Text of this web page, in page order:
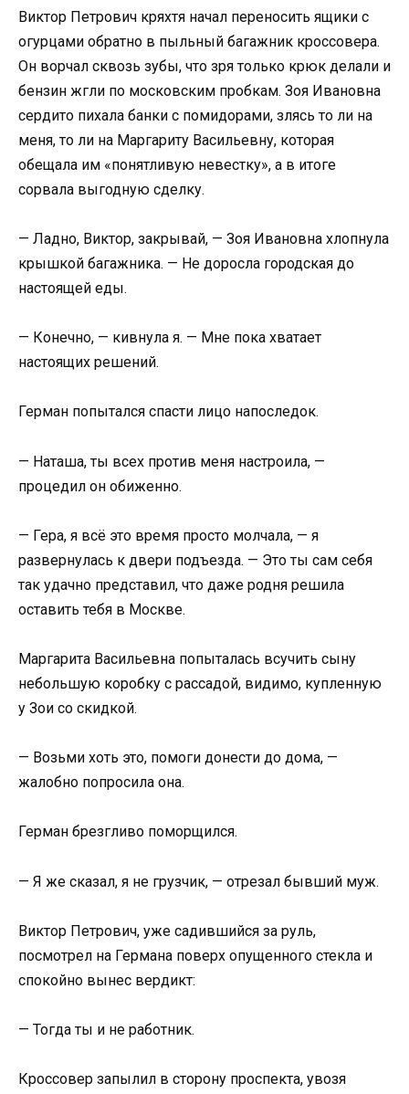
Виктор Петрович кряхтя начал переносить ящики с
огурцами обратно в пыльный багажник кроссовера.
Он ворчал сквозь зубы, что зря только крюк делали и
бензин жгли по московским пробкам. Зоя Ивановна
сердито пихала банки с помидорами, злясь то ли на
меня, то ли на Маргариту Васильевну, которая
обещала им «понятливую невестку», а в итоге
сорвала выгодную сделку.
— Ладно, Виктор, закрывай, — Зоя Ивановна хлопнула
крышкой багажника. — Не доросла городская до
настоящей еды.
— Конечно, — кивнула я. — Мне пока хватает
настоящих решений.
Герман попытался спасти лицо напоследок.
— Наташа, ты всех против меня настроила, —
процедил он обиженно.
— Гера, я всё это время просто молчала, — я
развернулась к двери подъезда. — Это ты сам себя
так удачно представил, что даже родня решила
оставить тебя в Москве.
Маргарита Васильевна попыталась всучить сыну
небольшую коробку с рассадой, видимо, купленную
у Зои со скидкой.
— Возьми хоть это, помоги донести до дома, —
жалобно попросила она.
Герман брезгливо поморщился.
— Я же сказал, я не грузчик, — отрезал бывший муж.
Виктор Петрович, уже садившийся за руль,
посмотрел на Германа поверх опущенного стекла и
спокойно вынес вердикт:
— Тогда ты и не работник.
Кроссовер запылил в сторону проспекта, увозя